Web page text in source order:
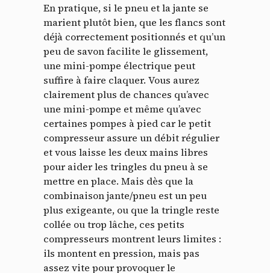
En pratique, si le pneu et la jante se
marient plutôt bien, que les flancs sont
déjà correctement positionnés et qu’un
peu de savon facilite le glissement,
une mini-pompe électrique peut
suffire à faire claquer. Vous aurez
clairement plus de chances qu’avec
une mini-pompe et même qu’avec
certaines pompes à pied car le petit
compresseur assure un débit régulier
et vous laisse les deux mains libres
pour aider les tringles du pneu à se
mettre en place. Mais dès que la
combinaison jante/pneu est un peu
plus exigeante, ou que la tringle reste
collée ou trop lâche, ces petits
compresseurs montrent leurs limites :
ils montent en pression, mais pas
assez vite pour provoquer le